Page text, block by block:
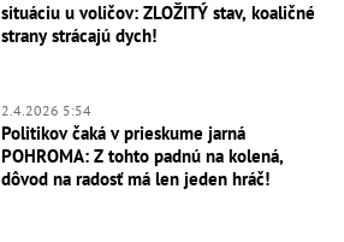
situáciu u voličov: ZLOŽITÝ stav, koaličné
strany strácajú dych!
2.4.2026 5:54
Politikov čaká v prieskume jarná
POHROMA: Z tohto padnú na kolená,
dôvod na radosť má len jeden hráč!